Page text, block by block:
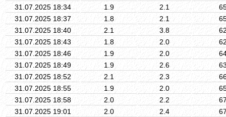
31.07.2025 18:34
1.9 2.1
31.07.2025 18:37
1.8 2.1
31.07.2025 18:40
2.1 3.8
31.07.2025 18:43
1.8 2.0
31.07.2025 18:46
1.9 2.0
31.07.2025 18:49
1.9 2.6
31.07.2025 18:52
2.1 2.3
31.07.2025 18:55
1.9 2.0
31.07.2025 18:58
2.0 2.2
31.07.2025 19:01
2.0 2.4